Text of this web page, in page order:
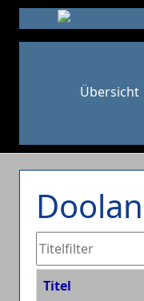
Übersicht
Titelfilter
Titel